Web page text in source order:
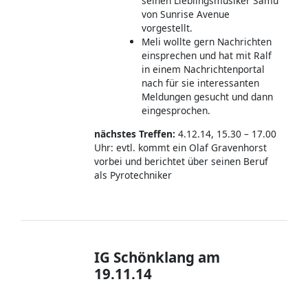
von Sunrise Avenue
vorgestellt.
Meli wollte gern Nachrichten
einsprechen und hat mit Ralf
in einem Nachrichtenportal
nach für sie interessanten
Meldungen gesucht und dann
eingesprochen.
nächstes Treffen: 4.12.14, 15.30 – 17.00
Uhr: evtl. kommt ein Olaf Gravenhorst
vorbei und berichtet über seinen Beruf
als Pyrotechniker
IG Schönklang am
19.11.14